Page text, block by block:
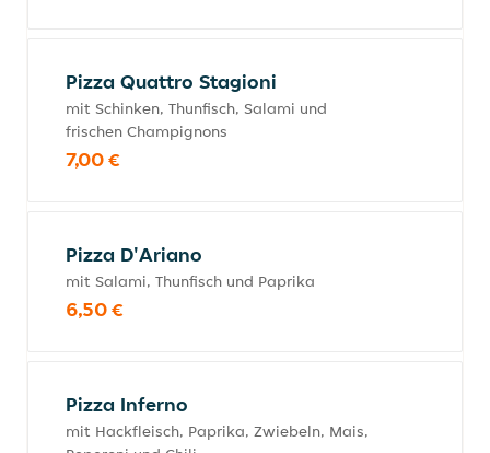
Pizza Quattro Stagioni
mit Schinken, Thunfisch, Salami und
frischen Champignons
7,00 €
Pizza D'Ariano
mit Salami, Thunfisch und Paprika
6,50 €
Pizza Inferno
mit Hackfleisch, Paprika, Zwiebeln, Mais,